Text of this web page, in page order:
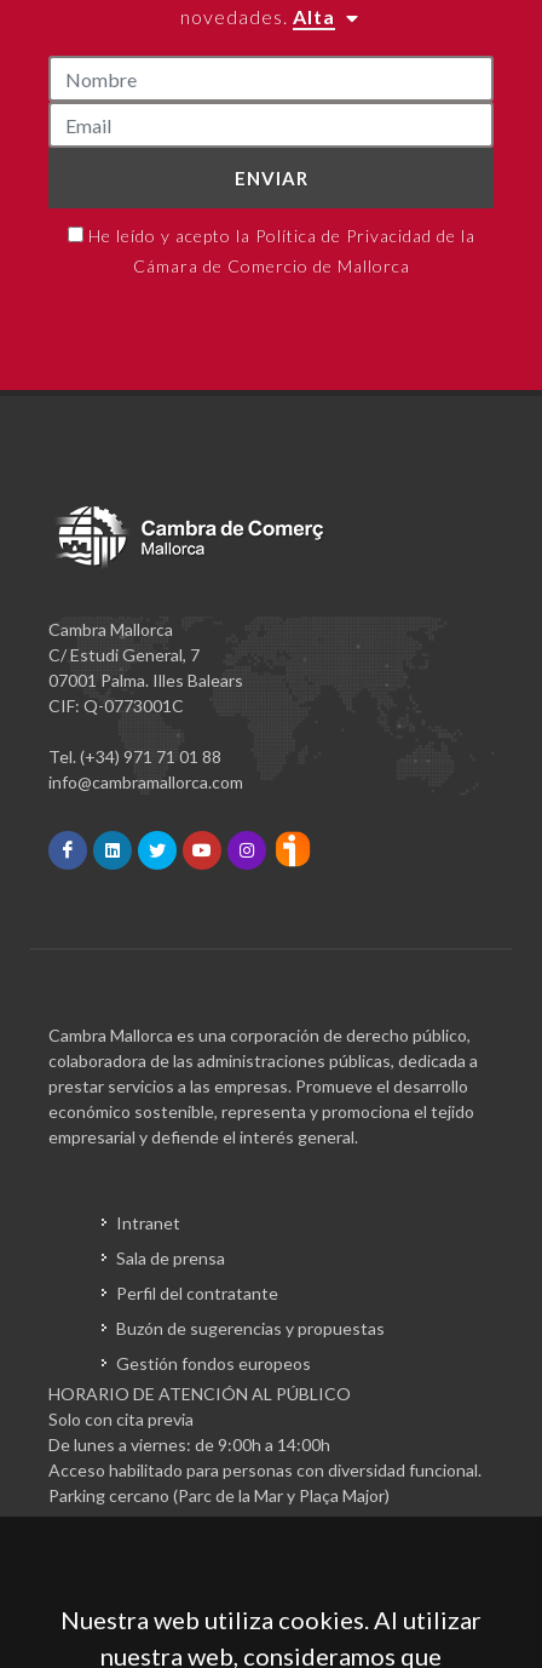
novedades. Alta
ENVIAR
He leído y acepto la Política de Privacidad de la
Cámara de Comercio de Mallorca
Cambra Mallorca
C/ Estudi General, 7
07001 Palma. Illes Balears
CIF: Q-0773001C
Tel. (+34) 971 71 01 88
info@cambramallorca.com
Cambra Mallorca es una corporación de derecho público,
colaboradora de las administraciones públicas, dedicada a
prestar servicios a las empresas. Promueve el desarrollo
económico sostenible, representa y promociona el tejido
empresarial y defiende el interés general.
Intranet
Sala de prensa
Perfil del contratante
Buzón de sugerencias y propuestas
Gestión fondos europeos
HORARIO DE ATENCIÓN AL PÚBLICO
Solo con cita previa
De lunes a viernes: de 9:00h a 14:00h
Acceso habilitado para personas con diversidad funcional.
Parking cercano (Parc de la Mar y Plaça Major)
Nuestra web utiliza cookies. Al utilizar
nuestra web, consideramos que